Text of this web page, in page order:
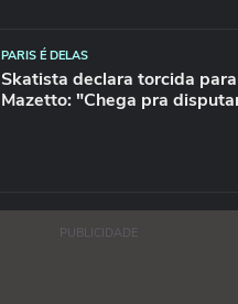
PARIS É DELAS
Skatista declara torcida
Mazetto: "Chega pra
PUBLICIDADE